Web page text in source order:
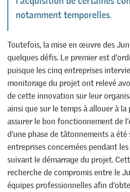
notamment temporelles.
Toutefois, la mise en œuvre des
quelques défis. Le premier est
puisque les cinq entreprises
monitorage du projet ont relevé
de cette innovation sur leur
ainsi que sur le temps à allouer à
assurer le bon fonctionnement de
d’une phase de tâtonnements a été
entreprises concernées pendant
suivant le démarrage du projet.
recherche de compromis entre le
équipes professionnelles afin